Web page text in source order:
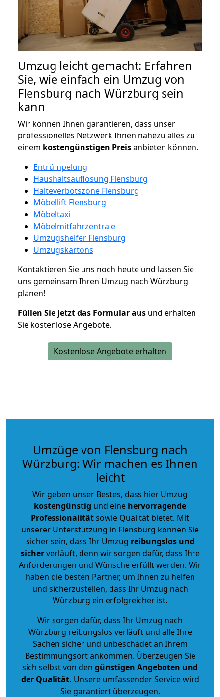
Umzug leicht gemacht: Erfahren
Sie, wie einfach ein Umzug von
Flensburg nach Würzburg sein
kann
Wir können Ihnen garantieren, dass unser
professionelles Netzwerk Ihnen nahezu alles zu
einem kostengünstigen Preisanbieten können.
Entrümpelung
Haushaltsauflösung Flensburg
Halteverbotszone Flensburg
Möbellift Flensburg
Möbeltaxi
Möbelmitfahrzentrale
Umzugshelfer Flensburg
Umzugskartons
Kontaktieren Sie uns noch heute und lassen Sie
uns gemeinsam Ihren Umzug nach Würzburg
planen!
Füllen Sie jetzt das Formular aus und erhalten
Sie kostenlose Angebote.
Kostenlose Angebote erhalten
Umzüge von Flensburg nach
Würzburg: Wir machen es Ihnen
leicht
Wir geben unser Bestes, dass hier Umzug
kostengünstig und eine hervorragende
Professionalitätsowie Qualität bietet. Mit
unserer Unterstützung in Flensburg können Sie
sicher sein, dass Ihr Umzug reibungslos und
sicherverläuft, denn wir sorgen dafür, dass Ihre
Anforderungen und Wünsche erfüllt werden. Wir
haben die besten Partner, um Ihnen zu helfen
und sicherzustellen, dass Ihr Umzug nach
Würzburg ein erfolgreicher ist.
Wir sorgen dafür, dass Ihr Umzug nach
Würzburg reibungslos verläuft und alle Ihre
Sachen sicher und unbeschadet an Ihrem
Bestimmungsort ankommen. Überzeugen Sie
sich selbst von den günstigen Angeboten und
der Qualität. Unsere umfassender Service wird
Sie garantiert überzeugen.